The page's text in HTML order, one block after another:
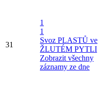
31
1
1
Svoz PLASTŮ ve
ŽLUTÉM PYTLI
Zobrazit všechny
záznamy ze dne